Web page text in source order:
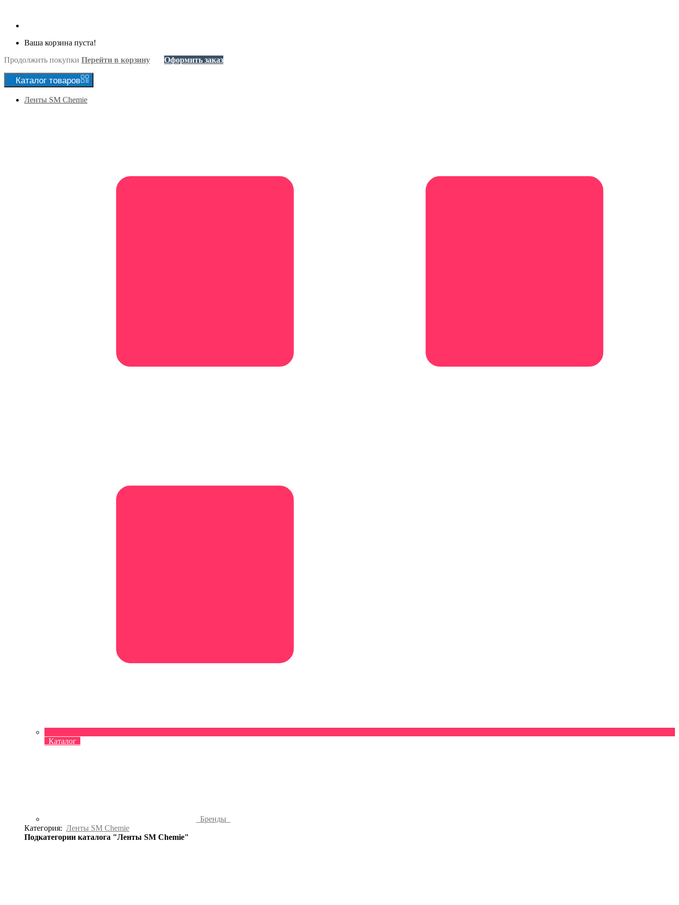
Ваша корзина пуста!
Продолжить покупки Перейти в корзину Оформить заказ
Каталог товаров
Ленты SM Chemie
Каталог
Бренды
Категория: Ленты SM Chemie
Подкатегории каталога "Ленты SM Chemie"